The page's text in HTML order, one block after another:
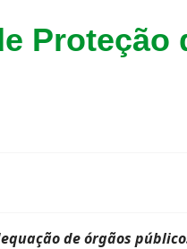
Proteção
de órgãos